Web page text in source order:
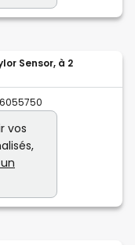
Sensor, à 2
6055750
vos